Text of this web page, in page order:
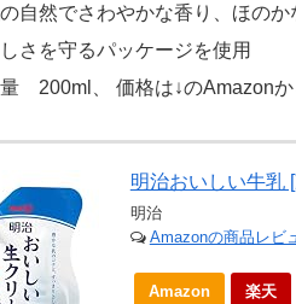
自然でさわやかな香り、ほの
さを守るパッケージを使用
200ml、 価格は↓のAmazonか
明治おいしい牛乳
明治
Amazonの商品レビ
Amazon 楽天